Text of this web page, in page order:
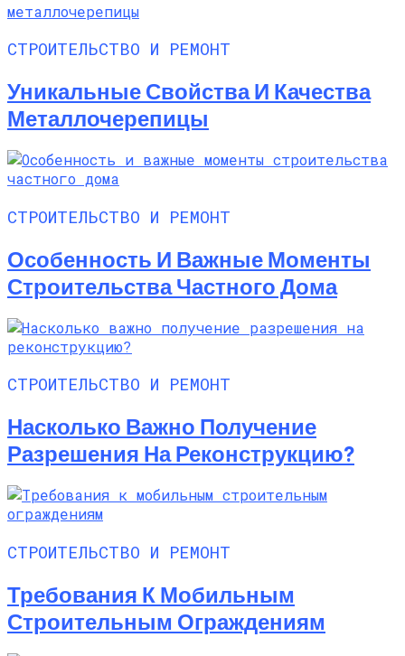
СТРОИТЕЛЬСТВО И РЕМОНТ
Уникальные Свойства И Качества
Металлочерепицы
СТРОИТЕЛЬСТВО И РЕМОНТ
Особенность И Важные Моменты
Строительства Частного Дома
СТРОИТЕЛЬСТВО И РЕМОНТ
Насколько Важно Получение
Разрешения На Реконструкцию?
СТРОИТЕЛЬСТВО И РЕМОНТ
Требования К Мобильным
Строительным Ограждениям